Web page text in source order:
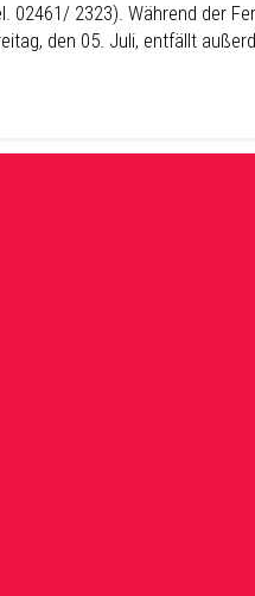
2323). Während der
den 05. Juli, entfällt